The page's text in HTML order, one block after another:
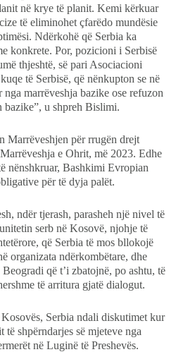
në krye të planit. Kemi kërkuar
të eliminohet çfarëdo mundësie
Ndërkohë që Serbia ka
konkrete. Por, pozicioni i Serbisë
thjeshtë, së pari Asociacioni
të Serbisë, që nënkupton se në
nga marrëveshja bazike ose refuzon
bazike”, u shpreh Bislimi.
Marrëveshjen për rrugën drejt
e Ohrit, më 2023. Edhe
nënshkruar, Bashkimi Evropian
për të dyja palët.
ndër tjerash, parasheh një nivel të
serb në Kosovë, njohje të
që Serbia të mos bllokojë
organizata ndërkombëtare, dhe
që t’i zbatojnë, po ashtu, të
të arritura gjatë dialogut.
Serbia ndali diskutimet kur
shpërndarjes së mjeteve nga
në Luginë të Preshevës.